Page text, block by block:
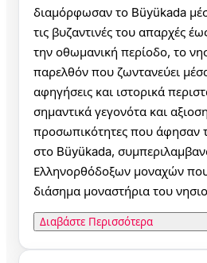
διαμόρφωσαν το Büyükada
τις βυζαντινές του απαρχές
την οθωμανική περίοδο, το
παρελθόν που ζωντανεύει
αφηγήσεις και ιστορικά
σημαντικά γεγονότα και
προσωπικότητες που άφησαν
στο Büyükada,
Ελληνορθόδοξων μοναχών
διάσημα μοναστήρια του
Διαβάστε Περισσότερα